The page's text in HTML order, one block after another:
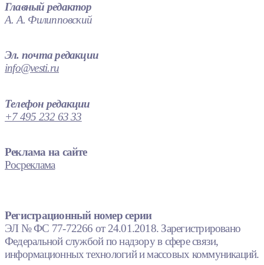
Главный редактор
А. А. Филипповский
Эл. почта редакции
info@vesti.ru
Телефон редакции
+7 495 232 63 33
Реклама на сайте
Росреклама
Регистрационный номер серии
ЭЛ № ФС 77-72266 от 24.01.2018. Зарегистрировано
Федеральной службой по надзору в сфере связи,
информационных технологий и массовых коммуникаций.